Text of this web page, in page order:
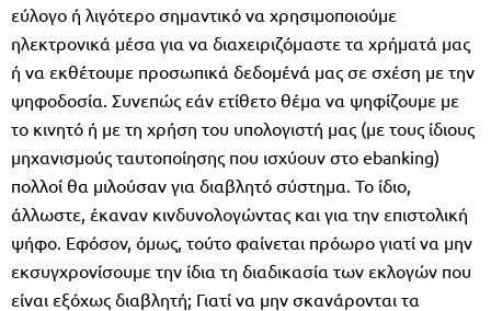
εύλογο ή λιγότερο σημαντικό να χρησιμοποιούμε
ηλεκτρονικά μέσα για να διαχειριζόμαστε τα χρήματά μας
ή να εκθέτουμε προσωπικά δεδομένά μας σε σχέση με την
ψηφοδοσία. Συνεπώς εάν ετίθετο θέμα να ψηφίζουμε με
το κινητό ή με τη χρήση του υπολογιστή μας (με τους ίδιους
μηχανισμούς ταυτοποίησης που ισχύουν στο ebanking)
πολλοί θα μιλούσαν για διαβλητό σύστημα. Το ίδιο,
άλλωστε, έκαναν κινδυνολογώντας και για την επιστολική
ψήφο. Εφόσον, όμως, τούτο φαίνεται πρόωρο γιατί να μην
εκσυγχρονίσουμε την ίδια τη διαδικασία των εκλογών που
είναι εξόχως διαβλητή; Γιατί να μην σκανάρονται τα